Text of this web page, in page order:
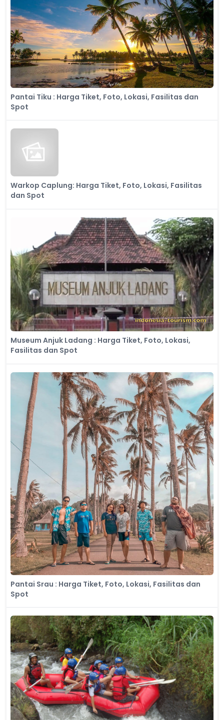
Pantai Tiku : Harga Tiket, Foto, Lokasi, Fasilitas dan
Spot
Warkop Caplung: Harga Tiket, Foto, Lokasi, Fasilitas
dan Spot
Museum Anjuk Ladang : Harga Tiket, Foto, Lokasi,
Fasilitas dan Spot
Pantai Srau : Harga Tiket, Foto, Lokasi, Fasilitas dan
Spot